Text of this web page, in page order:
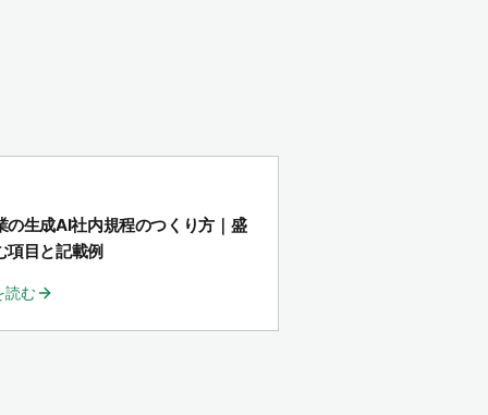
の生成AI社内規程のつくり方｜盛
項目と記載例
読む